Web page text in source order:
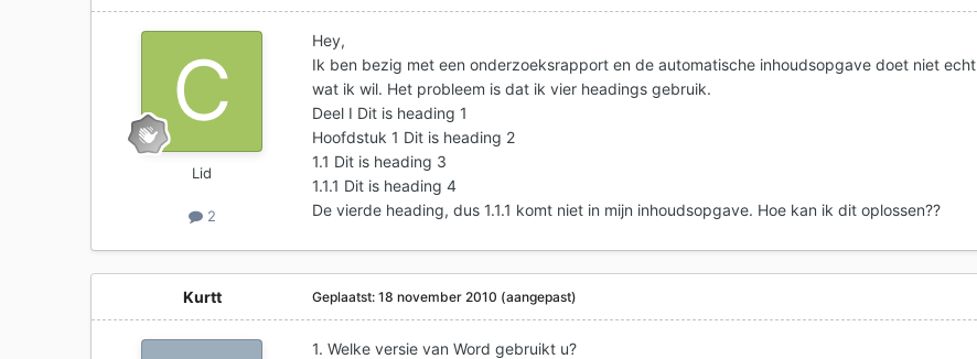
Lid
2
Hey,
Ik ben bezig met een onderzoeksrapport en de automatische inhoudsopgave doet niet echt
wat ik wil. Het probleem is dat ik vier headings gebruik.
Deel I Dit is heading 1
Hoofdstuk 1 Dit is heading 2
1.1 Dit is heading 3
1.1.1 Dit is heading 4
De vierde heading, dus 1.1.1 komt niet in mijn inhoudsopgave. Hoe kan ik dit oplossen??
Kurtt Geplaatst:18 november 2010 (aangepast)
1. Welke versie van Word gebruikt u?